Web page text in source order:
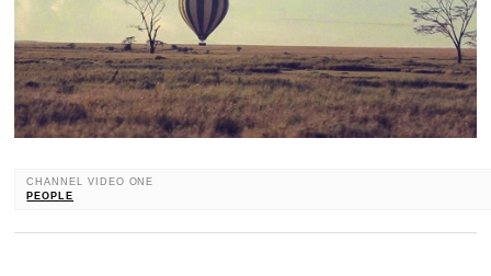
CHANNEL VIDEO ONE
PEOPLE